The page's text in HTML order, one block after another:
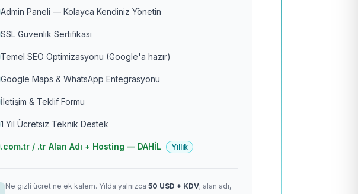
Admin Paneli — Kolayca Kendiniz Yönetin
SSL Güvenlik Sertifikası
Temel SEO Optimizasyonu (Google'a hazır)
Google Maps & WhatsApp Entegrasyonu
İletişim & Teklif Formu
1 Yıl Ücretsiz Teknik Destek
.com.tr / .tr Alan Adı + Hosting — DAHİL Yıllık
Ne gizli ücret ne ek kalem. Yılda yalnızca 50 USD + KDV; alan adı,